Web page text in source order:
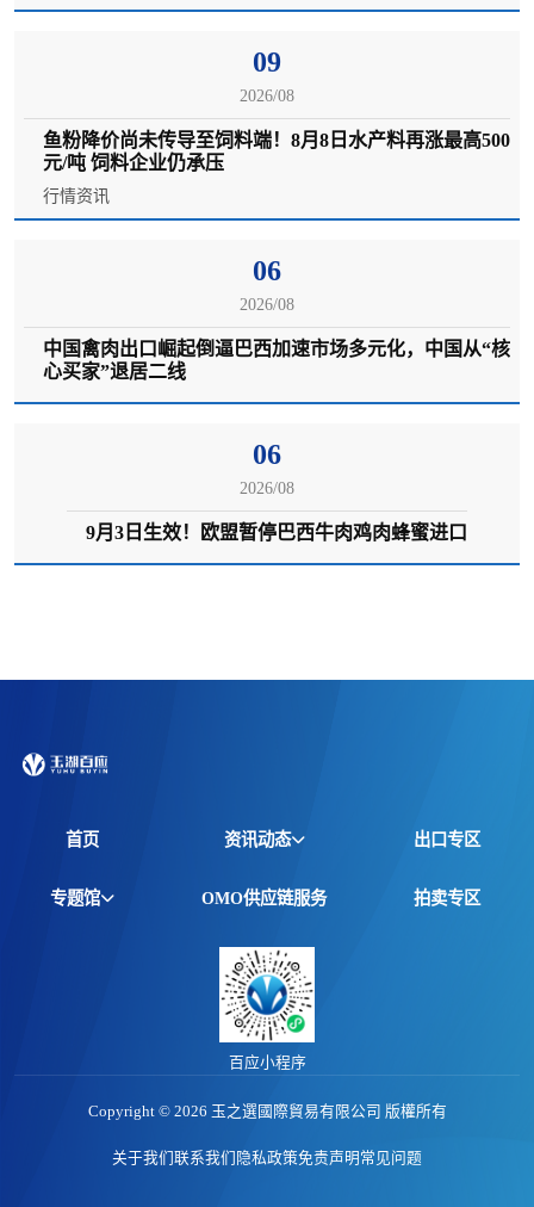
09
2026/08
鱼粉降价尚未传导至饲料端！8月8日水产料再涨最高500
元/吨 饲料企业仍承压
行情资讯
06
2026/08
中国禽肉出口崛起倒逼巴西加速市场多元化，中国从“核
心买家”退居二线
06
2026/08
9月3日生效！欧盟暂停巴西牛肉鸡肉蜂蜜进口
首页 资讯动态
全球资讯
价格行情
专题报告
出口专区
专题馆 OMO供应链服务 拍卖专区
百应小程序
Copyright © 2026 玉之選國際貿易有限公司 版權所有
关于我们联系我们 隐私政策免责声明 常见问题